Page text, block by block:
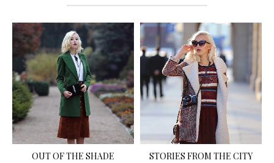
OUT OF THE SHADE STORIES FROM THE CITY